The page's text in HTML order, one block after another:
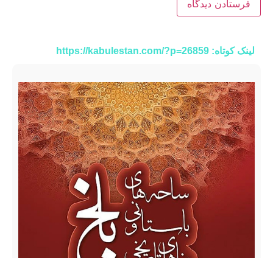
لینک کوتاه: https://kabulestan.com/?p=26859